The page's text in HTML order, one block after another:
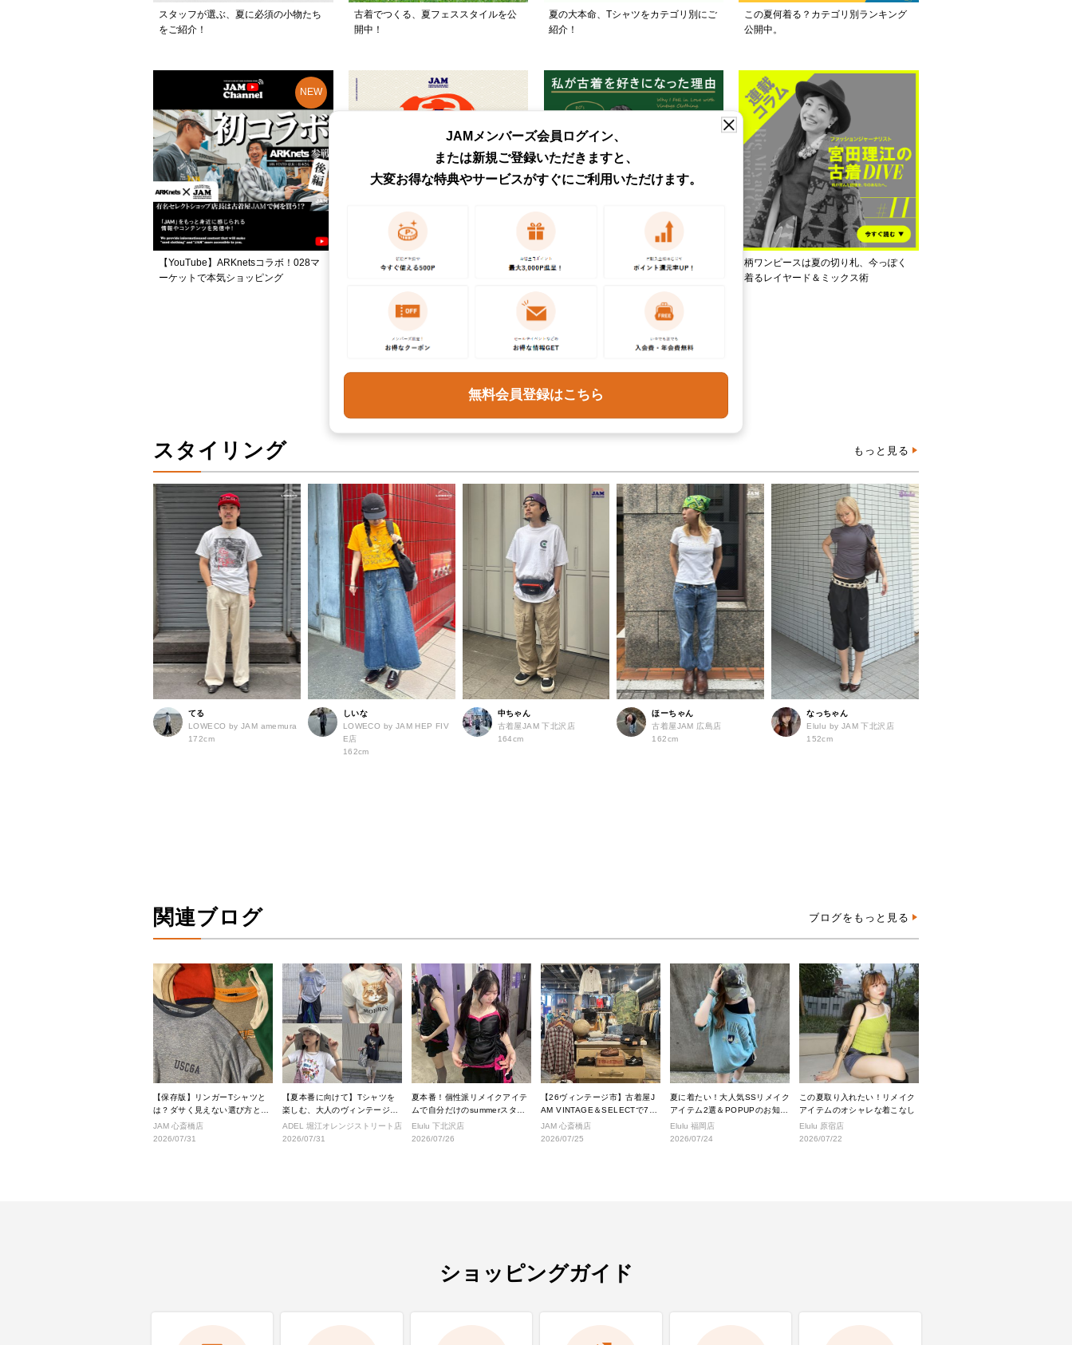
スタッフが選ぶ、夏に必須の小物たち
をご紹介！
古着でつくる、夏フェススタイルを公
開中！
夏の大本命、Tシャツをカテゴリ別にご
紹介！
この夏何着る？カテゴリ別ランキング
公開中。
【YouTube】ARKnetsコラボ！028マ
ーケットで本気ショッピング
日頃の感謝を込めて、JAM周年祭を開
古着好き3人のあの日の記憶を集めまし
柄ワンピースは夏の切り札、今っぽく
着るレイヤード＆ミックス術
トピックス・特集をもっと見る
スタイリング もっと見る
てる
LOWECO by JAM amemura
172cm
しいな
LOWECO by JAM HEP FIV
E店
162cm
中ちゃん
古着屋JAM 下北沢店
164cm
ほーちゃん
古着屋JAM 広島店
162cm
なっちゃん
Elulu by JAM 下北沢店
152cm
関連ブログ ブログをもっと見る
【保存版】リンガーTシャツと
は？ダサく見えない選び方と着
こなし完全ガイド
JAM 心斎橋店
2026/07/31
【夏本番に向けて】Tシャツを
楽しむ、大人のヴィンテージス
タイル
ADEL 堀江オレンジストリート店
2026/07/31
夏本番！個性派リメイクアイテ
ムで自分だけのsummerスタイ
ルへ！
Elulu 下北沢店
2026/07/26
【26ヴィンテージ市】古着屋J
AM VINTAGE＆SELECTで7月
に入荷されるヴィンテージアイ
テムをご紹介。
JAM 心斎橋店
2026/07/25
夏に着たい！大人気SSリメイク
アイテム2選＆POPUPのお知ら
せ
Elulu 福岡店
2026/07/24
この夏取り入れたい！リメイク
アイテムのオシャレな着こなし
Elulu 原宿店
2026/07/22
ショッピングガイド
JAMメンバーズ会員ログイン、
または新規ご登録いただきますと、
大変お得な特典やサービスがすぐにご利用いただけます。
無料会員登録はこちら